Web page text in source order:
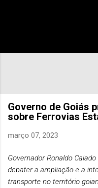
Governo de Goiás
sobre Ferrovias
março 07, 2023
Governador Ronaldo
debater a ampliação e a
transporte no território